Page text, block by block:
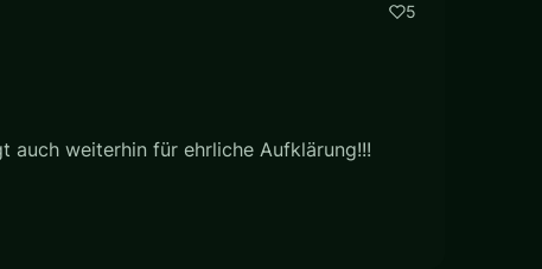
5
auch weiterhin für ehrliche Aufklärung!!!